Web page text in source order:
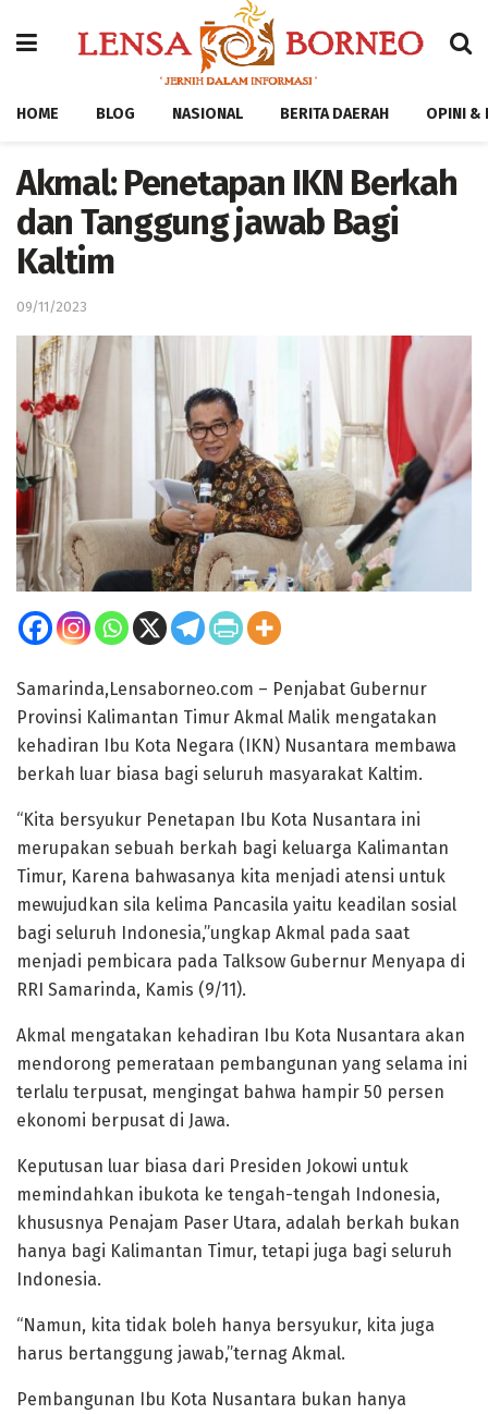
HOME BLOG NASIONAL BERITA DAERAH OPINI &
Akmal: Penetapan IKN Berkah
dan Tanggung jawab Bagi
Kaltim
09/11/2023
Samarinda,Lensaborneo.com – Penjabat Gubernur
Provinsi Kalimantan Timur Akmal Malik mengatakan
kehadiran Ibu Kota Negara (IKN) Nusantara membawa
berkah luar biasa bagi seluruh masyarakat Kaltim.
“Kita bersyukur Penetapan Ibu Kota Nusantara ini
merupakan sebuah berkah bagi keluarga Kalimantan
Timur, Karena bahwasanya kita menjadi atensi untuk
mewujudkan sila kelima Pancasila yaitu keadilan sosial
bagi seluruh Indonesia,”ungkap Akmal pada saat
menjadi pembicara pada Talksow Gubernur Menyapa di
RRI Samarinda, Kamis (9/11).
Akmal mengatakan kehadiran Ibu Kota Nusantara akan
mendorong pemerataan pembangunan yang selama ini
terlalu terpusat, mengingat bahwa hampir 50 persen
ekonomi berpusat di Jawa.
Keputusan luar biasa dari Presiden Jokowi untuk
memindahkan ibukota ke tengah-tengah Indonesia,
khususnya Penajam Paser Utara, adalah berkah bukan
hanya bagi Kalimantan Timur, tetapi juga bagi seluruh
Indonesia.
“Namun, kita tidak boleh hanya bersyukur, kita juga
harus bertanggung jawab,”ternag Akmal.
Pembangunan Ibu Kota Nusantara bukan hanya